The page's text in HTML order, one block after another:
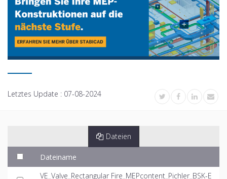
Letztes Update : 07-08-2024
Dateien
Dateiname
VE_Valve_Rectangular Fire_MEPcontent_Pichler_BSK-E